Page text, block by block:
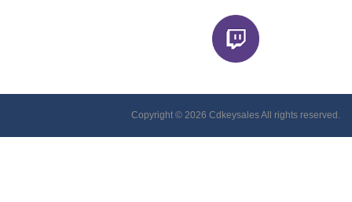
Copyright © 2026 Cdkeysales All rights reserved.